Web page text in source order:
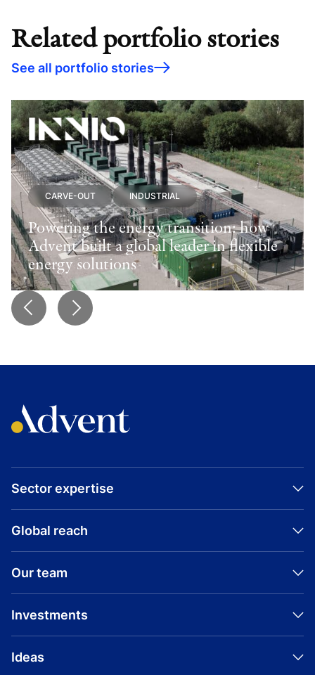
Related portfolio stories
See all portfolio stories
CARVE-OUT INDUSTRIAL
Powering the energy transition: how
Advent built a global leader in flexible
energy solutions
Sector expertise
Global reach
Our team
Investments
Ideas